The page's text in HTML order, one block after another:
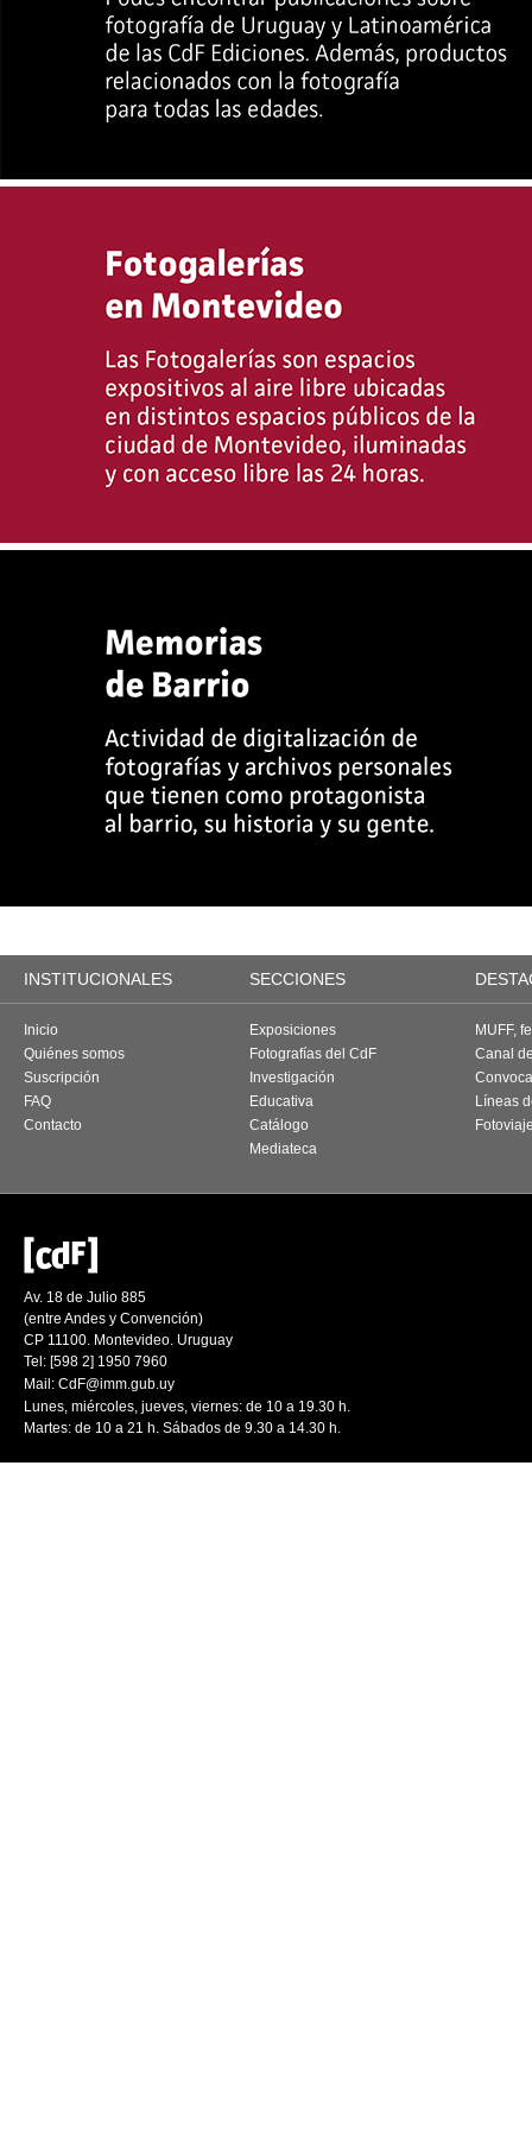
INSTITUCIONALES SECCIONES
Inicio
Quiénes somos
Suscripción
FAQ
Contacto
Exposiciones
Fotografías del CdF
Investigación
Educativa
Catálogo
Mediateca
MUFF,
Canal
Líneas
Av. 18 de Julio 885
(entre Andes y Convención)
CP 11100. Montevideo. Uruguay
Tel: [598 2] 1950 7960
Mail: CdF@imm.gub.uy
Lunes, miércoles, jueves, viernes: de 10 a 19.30 h.
Martes: de 10 a 21 h. Sábados de 9.30 a 14.30 h.